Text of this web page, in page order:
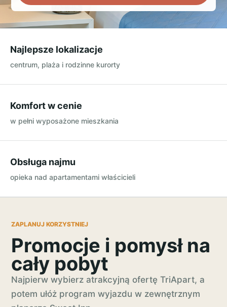
Najlepsze lokalizacje
centrum, plaża i rodzinne kurorty
Komfort w cenie
w pełni wyposażone mieszkania
Obsługa najmu
opieka nad apartamentami właścicieli
ZAPLANUJ KORZYSTNIEJ
Promocje i pomysł na
cały pobyt
Najpierw wybierz atrakcyjną ofertę TriApart, a
potem ułóż program wyjazdu w zewnętrznym